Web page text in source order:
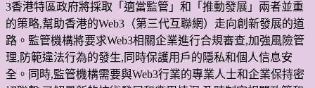
3香港特區政府將採取「適當監管」和「推動發展」兩者並重
的策略,幫助香港的Web3（第三代互聯網）走向創新發展的道
路。監管機構將要求Web3相關企業進行合規審查,加強風險管
理,防範違法行為的發生,同時保護用戶的隱私和個人信息安
全。同時,監管機構需要與Web3行業的專業人士和企業保持密